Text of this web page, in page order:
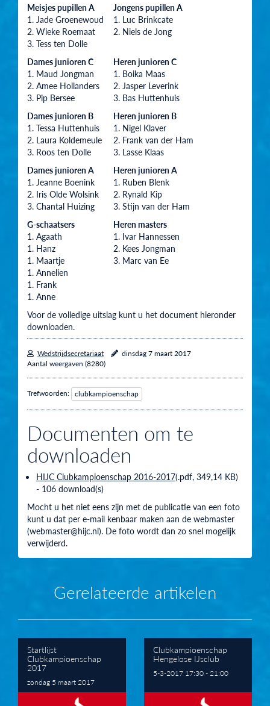
Meisjes pupillen A
Jongens pupillen A
1. Jade Groenewoud
2. Wieke Roemaat
3. Tess ten Dolle
1. Luc Brinkcate
2. Niels de Jong
Dames junioren C
Heren junioren C
1. Maud Jongman
2. Amee Hollanders
3. Pip Bersee
1. Boika Maas
2. Jasper Leverink
3. Bas Huttenhuis
Dames junioren B
Heren junioren B
1. Tessa Huttenhuis
2. Laura Koldemeule
3. Roos ten Dolle
1. Nigel Klaver
2. Frank van der Ham
3. Lasse Klaas
Dames junioren A
Heren junioren A
1. Jeanne Boenink
2. Iris Olde Wolsink
3. Chantal Huizing
1. Ruben Blenk
2. Rynald Kip
3. Stijn van der Ham
G-schaatsers
Heren masters
1. Agaath
1. Hanz
1. Maartje
1. Annelien
1. Frank
1. Anne
1. Ivar Hannessen
2. Kees Jongman
3. Marc van Ee
Voor de volledige uitslag kunt u het document hieronder
downloaden.
Wedstrijdsecretariaat
dinsdag 7 maart 2017
Aantal weergaven (8280)
Trefwoorden: clubkampioenschap
Documenten om te
downloaden
HIJC Clubkampioenschap 2016-2017(.pdf, 349,14 KB)
- 106 download(s)
Mocht u het niet eens zijn met de publicatie van een foto
kunt u dat per e-mail kenbaar maken aan de webmaster
(webmaster@hijc.nl). De foto wordt dan zo snel mogelijk
verwijderd.
Gerelateerde artikelen
Startlijst
Clubkampioenschap
2017
zondag 5 maart 2017
Clubkampioenschap
Hengelose IJsclub
5-3-2017 17:30 - 21:00